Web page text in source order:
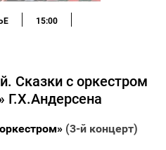
15:00
Сказки с оркестром
Г.Х.Андерсена
(3-й концерт)